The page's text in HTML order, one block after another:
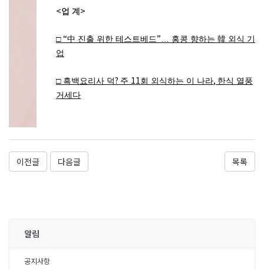
<업 계 >
□ “中 진출 위한 테스트베드”… 홍콩 향하는 韓 외식 기
업
□ 흑백요리사 덕? 주 11회 외식하는 이 나라, 한식 열풍
거세다
이전글 다음글 목록
알림
공지사항